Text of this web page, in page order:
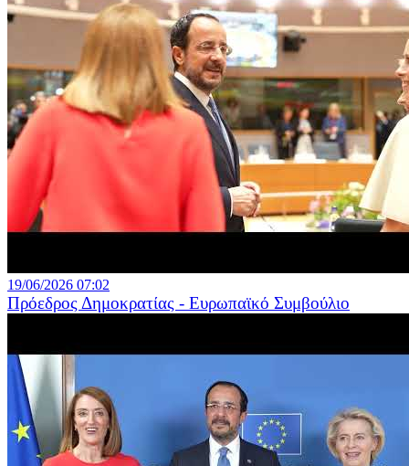
19/06/2026 07:02
Πρόεδρος Δημοκρατίας - Ευρωπαϊκό Συμβούλιο